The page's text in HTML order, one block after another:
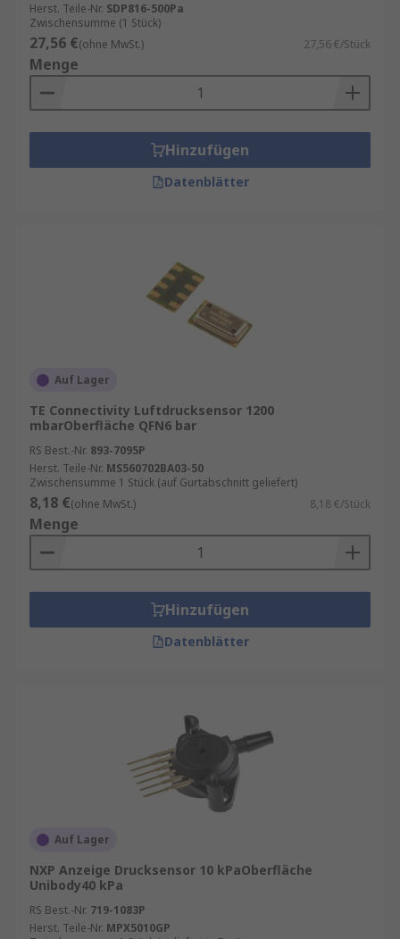
Herst. Teile-Nr. SDP816-500Pa
Zwischensumme (1 Stück)
27,56 €(ohne MwSt.) 27,56 €/Stück
Menge
Hinzufügen
Datenblätter
Auf Lager
TE Connectivity Luftdrucksensor 1200
mbarOberfläche QFN6 bar
RS Best.-Nr. 893-7095P
Herst. Teile-Nr. MS560702BA03-50
Zwischensumme 1 Stück (auf Gurtabschnitt geliefert)
8,18 €(ohne MwSt.) 8,18 €/Stück
Menge
Hinzufügen
Datenblätter
Auf Lager
NXP Anzeige Drucksensor 10 kPaOberfläche
Unibody40 kPa
RS Best.-Nr. 719-1083P
Herst. Teile-Nr. MPX5010GP